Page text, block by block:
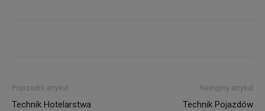
Poprzedni artykuł
Technik Hotelarstwa
Następny artykuł
Technik Pojazdów